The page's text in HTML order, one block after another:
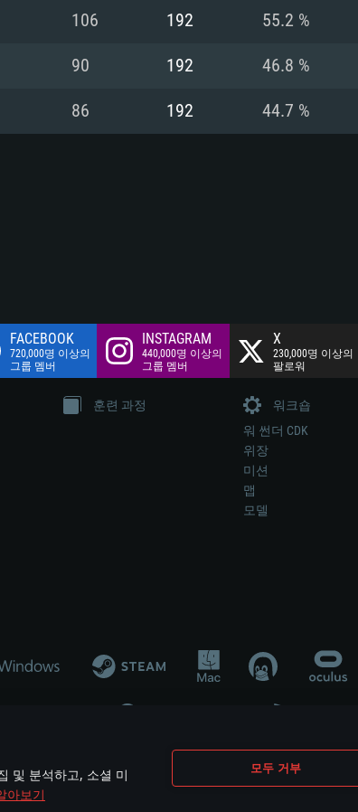
및 분석하고, 소셜 미
아보기
모두 거부
라이언트)
라이언트)
여유 저장
106 192 55.2 %
90 192 46.8 %
86 192 44.7 %
FACEBOOK
720,000명 이상의
그룹 멤버
INSTAGRAM
440,000명 이상의
그룹 멤버
X
230,000명 이상의
팔로워
훈련 과정
워크숍
워 썬더 CDK
위장
미션
맵
모델
기 개발 업체나 장비 제조 업체가 게임 개발 후원 또는 홍보에 참
names are the property of their respective owners.